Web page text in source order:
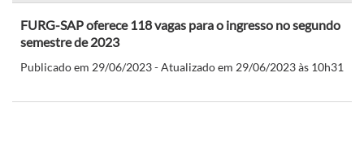
FURG-SAP oferece 118 vagas para o ingresso no segundo
semestre de 2023
Publicado em 29/06/2023 - Atualizado em 29/06/2023 às 10h31